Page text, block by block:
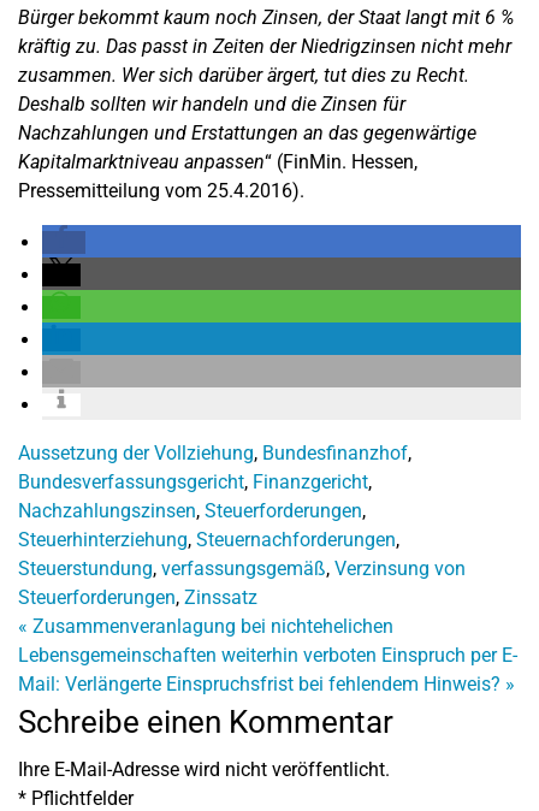
Bürger bekommt kaum noch Zinsen, der Staat langt mit 6 %
kräftig zu. Das passt in Zeiten der Niedrigzinsen nicht mehr
zusammen. Wer sich darüber ärgert, tut dies zu Recht.
Deshalb sollten wir handeln und die Zinsen für
Nachzahlungen und Erstattungen an das gegenwärtige
Kapitalmarktniveau anpassen“ (FinMin. Hessen,
Pressemitteilung vom 25.4.2016).
Aussetzung der Vollziehung, Bundesfinanzhof,
Bundesverfassungsgericht, Finanzgericht,
Nachzahlungszinsen, Steuerforderungen,
Steuerhinterziehung, Steuernachforderungen,
Steuerstundung, verfassungsgemäß, Verzinsung von
Steuerforderungen, Zinssatz
« Zusammenveranlagung bei nichtehelichen
Lebensgemeinschaften weiterhin verboten Einspruch per E-
Mail: Verlängerte Einspruchsfrist bei fehlendem Hinweis? »
Schreibe einen Kommentar
Ihre E-Mail-Adresse wird nicht veröffentlicht.
* Pflichtfelder